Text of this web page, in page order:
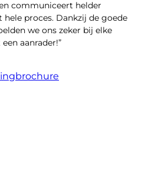
communiceert helder
hele proces. Dankzij de goede
we ons zeker bij elke
aanrader!”